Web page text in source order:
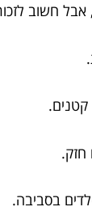
אבל חשוב
קטנים.
חזק.
בסביבה.